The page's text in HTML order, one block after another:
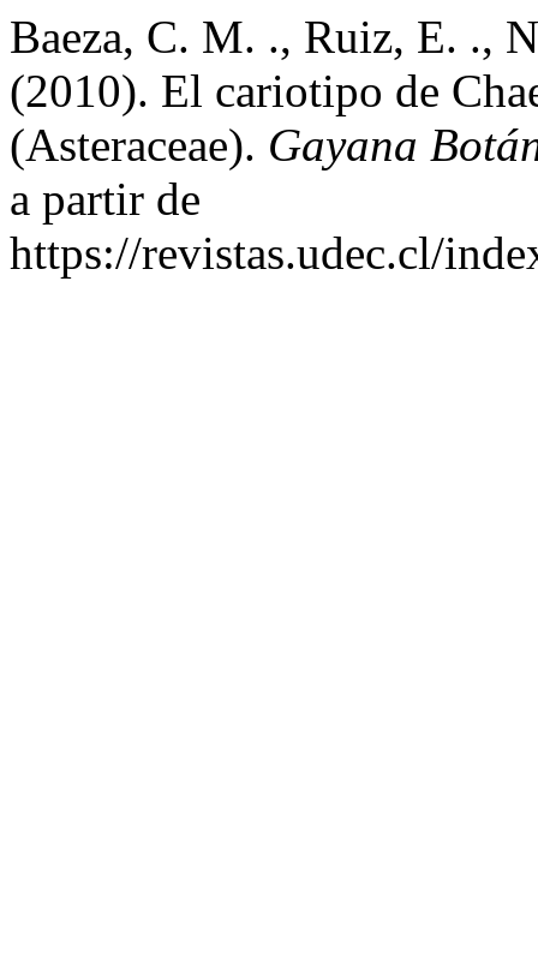
Baeza, C. M. ., Ruiz, E. .,
(2010). El cariotipo de
(Asteraceae). Gayana
a partir de
https://revistas.udec.cl/